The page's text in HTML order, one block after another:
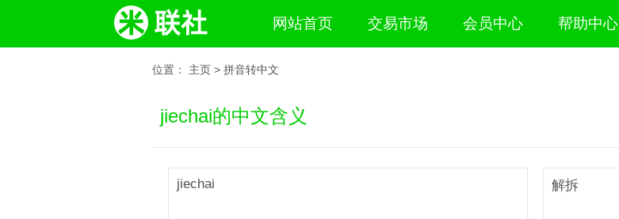
网站首页 交易市场 会员中心 帮助中心
位置： 主页 > 拼音转中文
jiechai的中文含义
jiechai 解拆